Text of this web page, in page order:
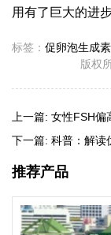
用有了巨大的进步
标签： 促卵泡生成素
版权
上一篇: 女性FSH偏
下一篇: 科普：解读
推荐产品